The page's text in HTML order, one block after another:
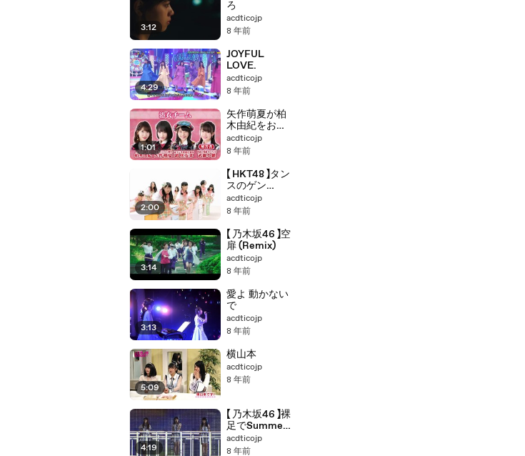
3:12
ろ
acdticojp
8 年前
4:29
JOYFUL
LOVE.
acdticojp
8 年前
1:01
矢作萌夏が柏
木由紀をおば
さん
acdticojp
8 年前
2:00
【 HKT48 】タン
スのゲン
(Remix)
acdticojp
8 年前
3:14
【 乃木坂46 】空
扉 (Remix)
acdticojp
8 年前
3:13
愛よ 動かない
で
acdticojp
8 年前
5:09
横山本
acdticojp
8 年前
4:19
【 乃木坂46 】裸
足でSummer
(Remix)
acdticojp
8 年前